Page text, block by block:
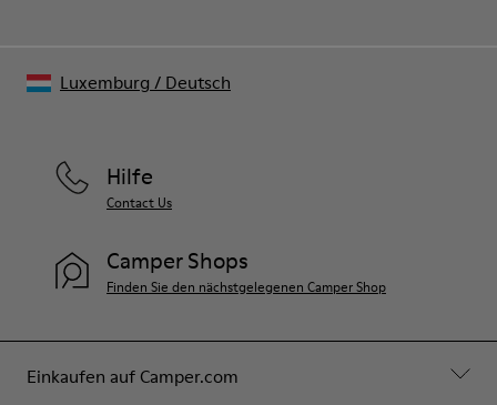
Einkaufen auf Camper.com
Hilfe
Contact Us
Camper Shops
Finden Sie den nächstgelegenen Camper Shop
Luxemburg / Deutsch